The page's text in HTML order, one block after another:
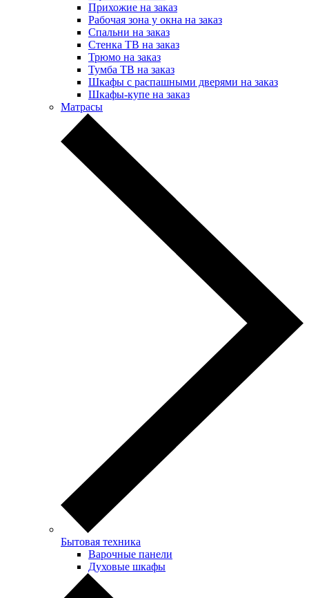
Прихожие на заказ
Рабочая зона у окна на заказ
Спальни на заказ
Стенка ТВ на заказ
Трюмо на заказ
Тумба ТВ на заказ
Шкафы с распашными дверями на заказ
Шкафы-купе на заказ
Матрасы
Бытовая техника
Варочные панели
Духовые шкафы